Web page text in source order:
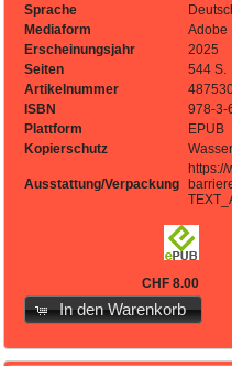
Sprache
Mediaform
Adobe
Erscheinungsjahr
2025
Seiten
544 S.
Artikelnummer
ISBN
978-3-
Plattform
EPUB
Kopierschutz
Ausstattung/Verpackung
https://
CHF 8.00
In den Warenkorb